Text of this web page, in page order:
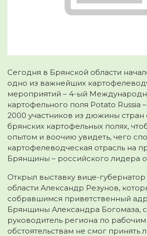
Сегодня в Брянской области
одно из важнейших
мероприятий – 4-ый
картофельного поля Potato Russia
2000 участников из дюжины стран
брянских картофельных полях,
опытом и воочию увидеть, чего
картофелеводческая отрасль на
Брянщины – российского лидера
Открыл выставку вице-
области Александр Резунов,
собравшимся приветственный
Брянщины Александра Богомаза,
руководитель региона по рабочим
обстоятельствам не смог принять